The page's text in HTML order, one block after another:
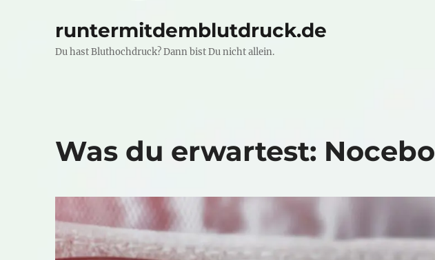
runtermitdemblutdruck.de
Du hast Bluthochdruck? Dann bist Du nicht allein.
Was du erwartest: Nocebo